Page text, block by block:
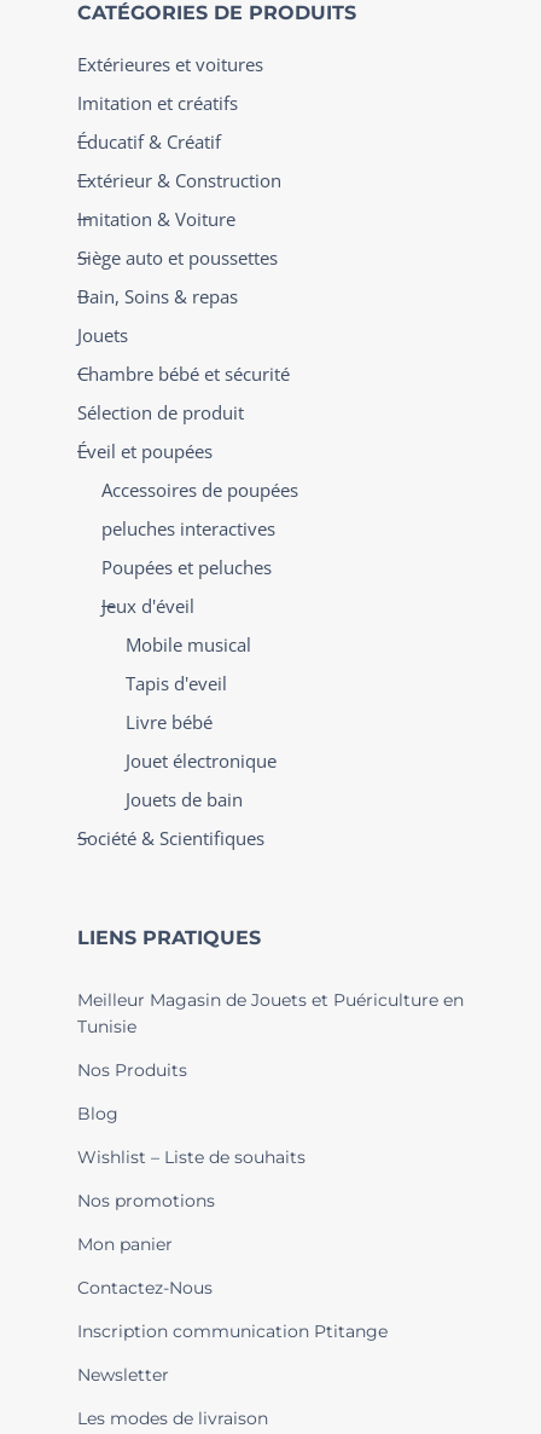
CATÉGORIES DE PRODUITS
Extérieures et voitures
Imitation et créatifs
Éducatif & Créatif
Extérieur & Construction
Imitation & Voiture
Siège auto et poussettes
Bain, Soins & repas
Jouets
Chambre bébé et sécurité
Sélection de produit
Éveil et poupées
Accessoires de poupées
peluches interactives
Poupées et peluches
Jeux d'éveil
Mobile musical
Tapis d'eveil
Livre bébé
Jouet électronique
Jouets de bain
Société & Scientifiques
LIENS PRATIQUES
Meilleur Magasin de Jouets et Puériculture en
Tunisie
Nos Produits
Blog
Wishlist – Liste de souhaits
Nos promotions
Mon panier
Contactez-Nous
Inscription communication Ptitange
Newsletter
Les modes de livraison